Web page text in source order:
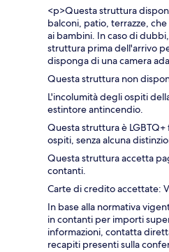
<p>Questa struttura
balconi, patio, terrazze,
ai bambini. In caso di
struttura prima dell'arrivo
disponga di una camera
Questa struttura non
L'incolumità degli ospiti
estintore antincendio.
Questa struttura è
ospiti, senza alcuna
Questa struttura accetta
contanti.
Carte di credito accettate:
In base alla normativa
in contanti per importi
informazioni, contatta
recapiti presenti sulla